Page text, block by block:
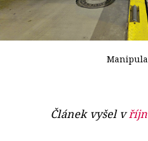
Článek vyšel v